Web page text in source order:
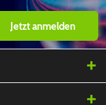
Jetzt anmelden